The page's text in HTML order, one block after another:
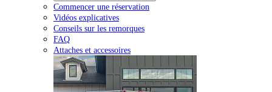
Commencer une réservation
Vidéos explicatives
Conseils sur les remorques
FAQ
Attaches et accessoires